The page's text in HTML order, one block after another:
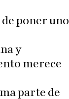
poner uno
y
merece
parte de